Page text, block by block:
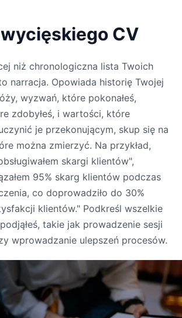
CV
niż chronologiczna lista Twoich
narracja. Opowiada historię Twojej
wyzwań, które pokonałeś,
zdobyłeś, i wartości, które
je przekonującym, skup się na
można zmierzyć. Na przykład,
skargi klientów",
95% skarg klientów podczas
co doprowadziło do 30%
klientów." Podkreśl wszelkie
takie jak prowadzenie sesji
wprowadzanie ulepszeń procesów.